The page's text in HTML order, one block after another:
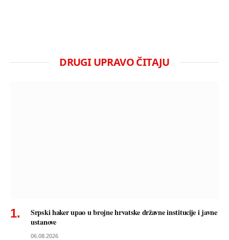
DRUGI UPRAVO ČITAJU
Srpski haker upao u brojne hrvatske državne institucije i javne
ustanove
06.08.2026